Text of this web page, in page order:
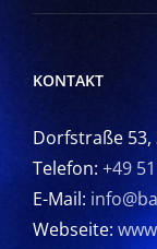
KONTAKT
Dorfstraße 53,
Telefon: +49
E-Mail:
Webseite: